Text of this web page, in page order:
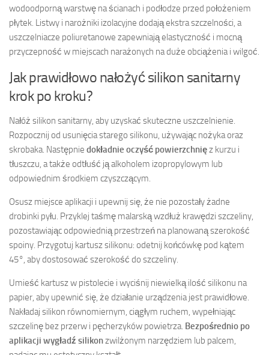
wodoodporną warstwę na ścianach i podłodze przed położeniem
płytek. Listwy i narożniki izolacyjne dodają ekstra szczelności, a
uszczelniacze poliuretanowe zapewniają elastyczność i mocną
przyczepność w miejscach narażonych na duże obciążenia i wilgoć.
Jak prawidłowo nałożyć silikon sanitarny
krok po kroku?
Nałóż silikon sanitarny, aby uzyskać skuteczne uszczelnienie.
Rozpocznij od usunięcia starego silikonu, używając nożyka oraz
skrobaka. Następnie dokładnie oczyść powierzchnięz kurzu i
tłuszczu, a także odtłuść ją alkoholem izopropylowym lub
odpowiednim środkiem czyszczącym.
Osusz miejsce aplikacji i upewnij się, że nie pozostały żadne
drobinki pyłu. Przyklej taśmę malarską wzdłuż krawędzi szczeliny,
pozostawiając odpowiednią przestrzeń na planowaną szerokość
spoiny. Przygotuj kartusz silikonu: odetnij końcówkę pod kątem
45°, aby dostosować szerokość do szczeliny.
Umieść kartusz w pistolecie i wyciśnij niewielką ilość silikonu na
papier, aby upewnić się, że działanie urządzenia jest prawidłowe.
Nakładaj silikon równomiernym, ciągłym ruchem, wypełniając
szczelinę bez przerw i pęcherzyków powietrza. Bezpośrednio po
aplikacji wygładź silikonzwilżonym narzędziem lub palcem,